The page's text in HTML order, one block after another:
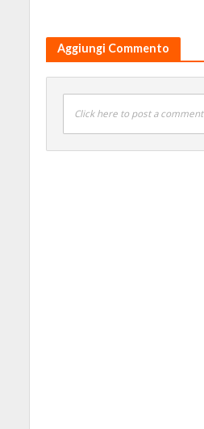
Aggiungi Commento
Click here to post a comment